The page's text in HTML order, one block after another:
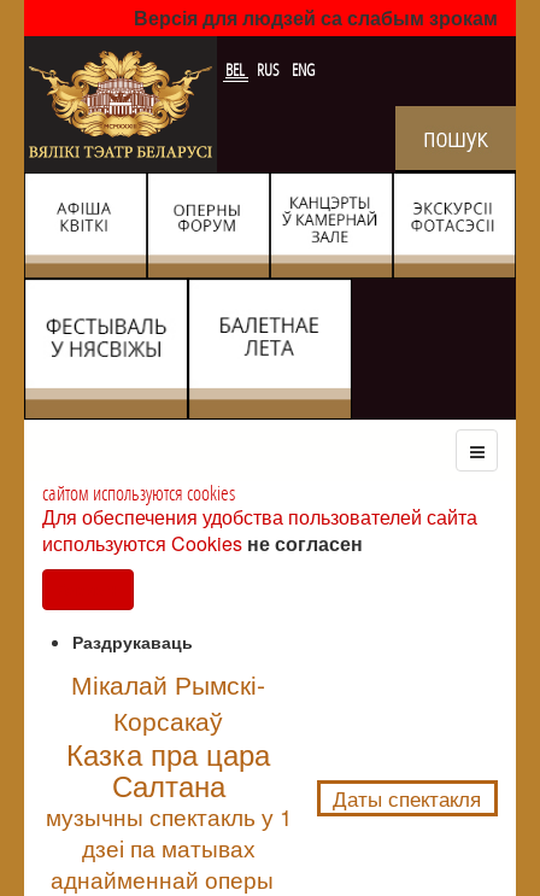
Версія для людзей са слабым зрокам
BEL RUS ENG
сайтом используются cookies
Для обеспечения удобства пользователей сайта
используются Cookies не согласен
Раздрукаваць
Мікалай Рымскі-
Корсакаў
Казка пра цара
Салтана
музычны спектакль у 1
дзеі па матывах
аднайменнай оперы
Даты спектакля